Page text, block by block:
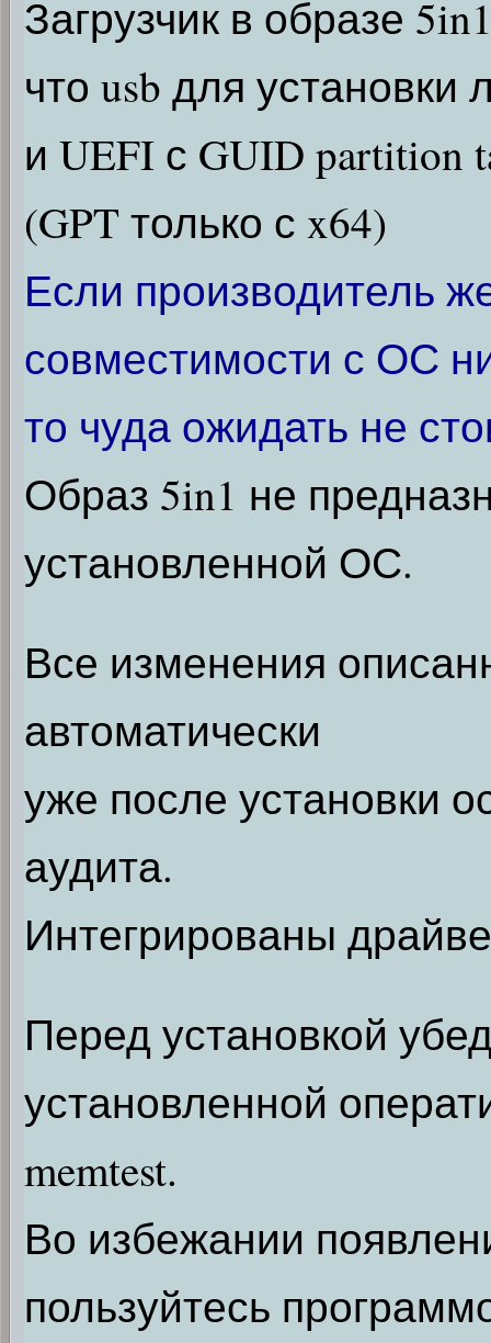
Загрузчик в образе
что usb для установки
и UEFI с GUID partition
(GPT только с x64)
Если производитель
совместимости с ОС
то чуда ожидать не
Образ 5in1 не
установленной ОС.
Все изменения
автоматически
уже после установки
аудита.
Интегрированы
Перед установкой
установленной
memtest.
Во избежании
пользуйтесь